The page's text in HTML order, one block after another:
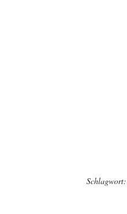
Schlagwort: